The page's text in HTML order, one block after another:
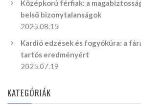
Középkorú férfiak: a
belső bizonytalanságok
2025.08.15
Kardió edzések és fogyókúra: a
tartós eredményért
2025.07.19
KATEGÓRIÁK